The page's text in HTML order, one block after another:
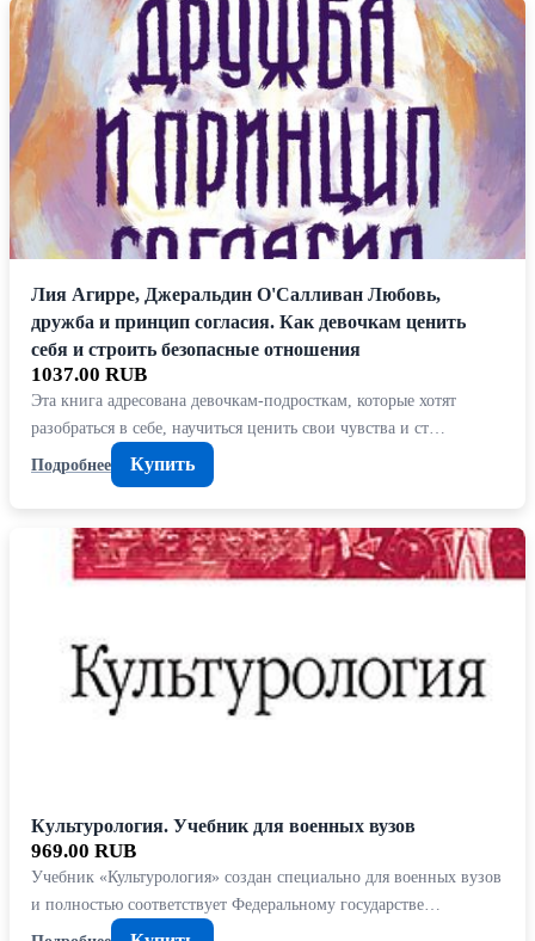
Лия Агирре, Джеральдин О'Салливан Любовь,
дружба и принцип согласия. Как девочкам ценить
себя и строить безопасные отношения
1037.00 RUB
Эта книга адресована девочкам-подросткам, которые хотят
разобраться в себе, научиться ценить свои чувства и ст…
Подробнее
Купить
Культурология. Учебник для военных вузов
969.00 RUB
Учебник «Культурология» создан специально для военных вузов
и полностью соответствует Федеральному государстве…